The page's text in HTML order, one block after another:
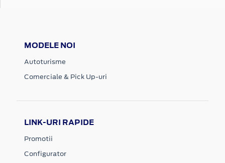
MODELE NOI
Autoturisme
Comerciale & Pick Up-uri
LINK-URI RAPIDE
Promotii
Configurator